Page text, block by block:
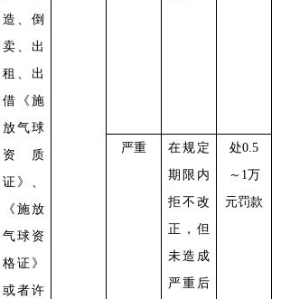
造、倒
卖、出
租、出
借《施
放气球
资质
证》、
《施放
气球资
格证》
或者许
严重
在规定
期限内
拒不改
正，但
未造成
严重后
处0.5
～1万
元罚款